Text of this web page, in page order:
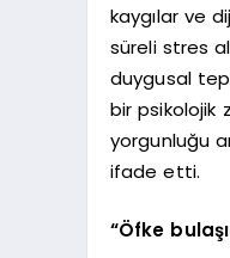
kaygılar ve
süreli stres
duygusal
bir psikolojik
yorgunluğu
ifade etti.
“Öfke